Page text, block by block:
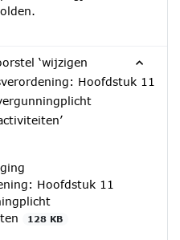
‘wijzigen
Hoofdstuk 11
Hoofdstuk 11
128 KB